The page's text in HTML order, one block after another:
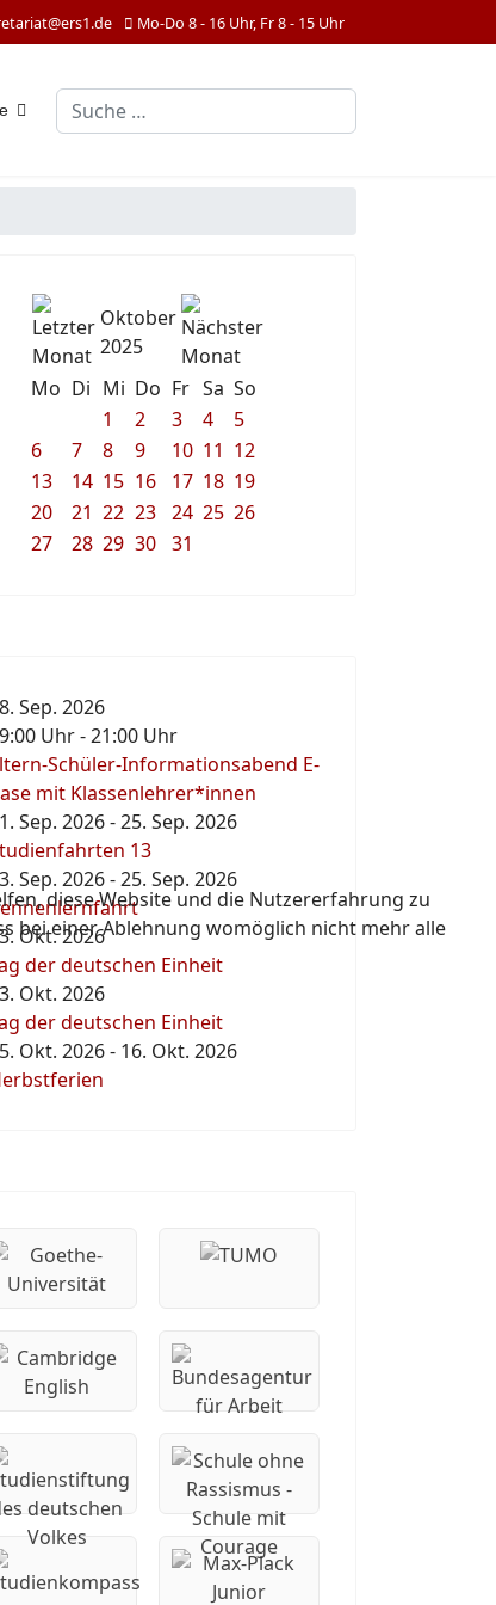
Mo-Do 8 - 16 Uhr, Fr 8 - 15 Uhr
Suchen
Oktober
2025
Mo Di Mi Do Fr Sa So
1
2 3 4
5
6
7 8 9 10 11 12
13
14 15 16 17 18 19
20
21 22 23 24 25 26
27
28 29 30 31
Sep. 2026
Uhr-21:00 Uhr
Schüler-Informationsabend E-
mit Klassenlehrer*innen
Sep. 2026-25. Sep. 2026
13
Sep. 2026-25. Sep. 2026
Okt. 2026
der deutschen Einheit
Okt. 2026
der deutschen Einheit
Okt. 2026- 16. Okt. 2026
diese Website und die Nutzererfahrung zu
bei einer Ablehnung womöglich nicht mehr alle